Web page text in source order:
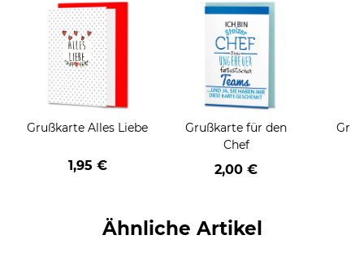
Grußkarte Alles Liebe
1,95 €
Grußkarte für den
Chef
2,00 €
Ähnliche Artikel